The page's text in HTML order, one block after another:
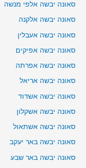
סאונה יבשה אלפי מנשה
סאונה יבשה אלקנה
סאונה יבשה אעבלין
סאונה יבשה אפיקים
סאונה יבשה אפרתה
סאונה יבשה אריאל
סאונה יבשה אשדוד
סאונה יבשה אשקלון
סאונה יבשה אשתאול
סאונה יבשה באר יעקב
סאונה יבשה באר שבע